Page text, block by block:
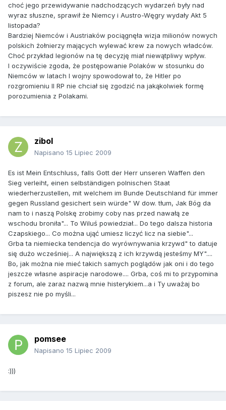
choć jego przewidywanie nadchodzących wydarzeń były nad
wyraz słuszne, sprawił że Niemcy i Austro-Węgry wydały Akt 5
listopada?
Bardziej Niemców i Austriaków pociągnęła wizja milionów nowych
polskich żołnierzy mających wylewać krew za nowych władców.
Choć przykład legionów na tę decyzję miał niewątpliwy wpływ.
I oczywiście zgoda, że postępowanie Polaków w stosunku do
Niemców w latach I wojny spowodował to, że Hitler po
rozgromieniu II RP nie chciał się zgodzić na jakąkolwiek formę
porozumienia z Polakami.
zibol
Napisano 15 Lipiec 2009
Es ist Mein Entschluss, falls Gott der Herr unseren Waffen den
Sieg verleiht, einen selbständigen polnischen Staat
wiederherzustellen, mit welchem im Bunde Deutschland für immer
gegen Russland gesichert sein würde" W dow. tłum, Jak Bóg da
nam to i naszą Polskę zrobimy coby nas przed nawałą ze
wschodu broniła"... To Wiluś powiedział... Do tego dalsza historia
Czapskiego... Co można ująć umiesz liczyć licz na siebie"...
Grba ta niemiecka tendencja do wyrównywania krzywd" to datuje
się dużo wcześniej... A największą z ich krzywdą jesteśmy MY"....
Bo, jak można nie mieć takich samych poglądów jak oni i do tego
jeszcze własne aspiracje narodowe.... Grba, coś mi to przypomina
z forum, ale zaraz nazwą mnie histerykiem...a i Ty uważaj bo
piszesz nie po myśli...
pomsee
Napisano 15 Lipiec 2009
:)))